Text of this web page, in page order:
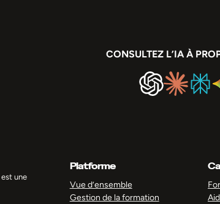
CONSULTEZ L’IA À
une
Platforme
Vue d’ensemble
Gestion de la formation